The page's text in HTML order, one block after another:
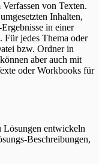
von Texten.
Inhalten,
in einer
Für jedes Thema oder
bzw. Ordner in
aber auch mit
oder Workbooks für
Lösungen entwickeln
Beschreibungen,